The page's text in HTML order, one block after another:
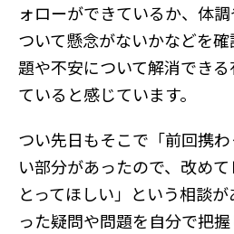
ォローができているか、体
ついて懸念がないかなどを
題や不安について解消でき
ていると感じています。
つい先日もそこで「前回携
い部分があったので、改め
とってほしい」という相談
った疑問や問題を自分で把